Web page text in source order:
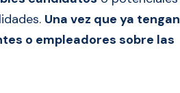
Una vez que ya tengan
o empleadores sobre las